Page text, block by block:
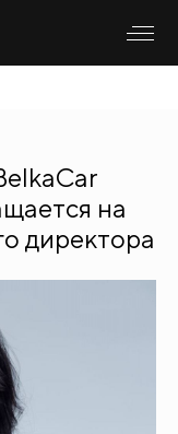
на
директора